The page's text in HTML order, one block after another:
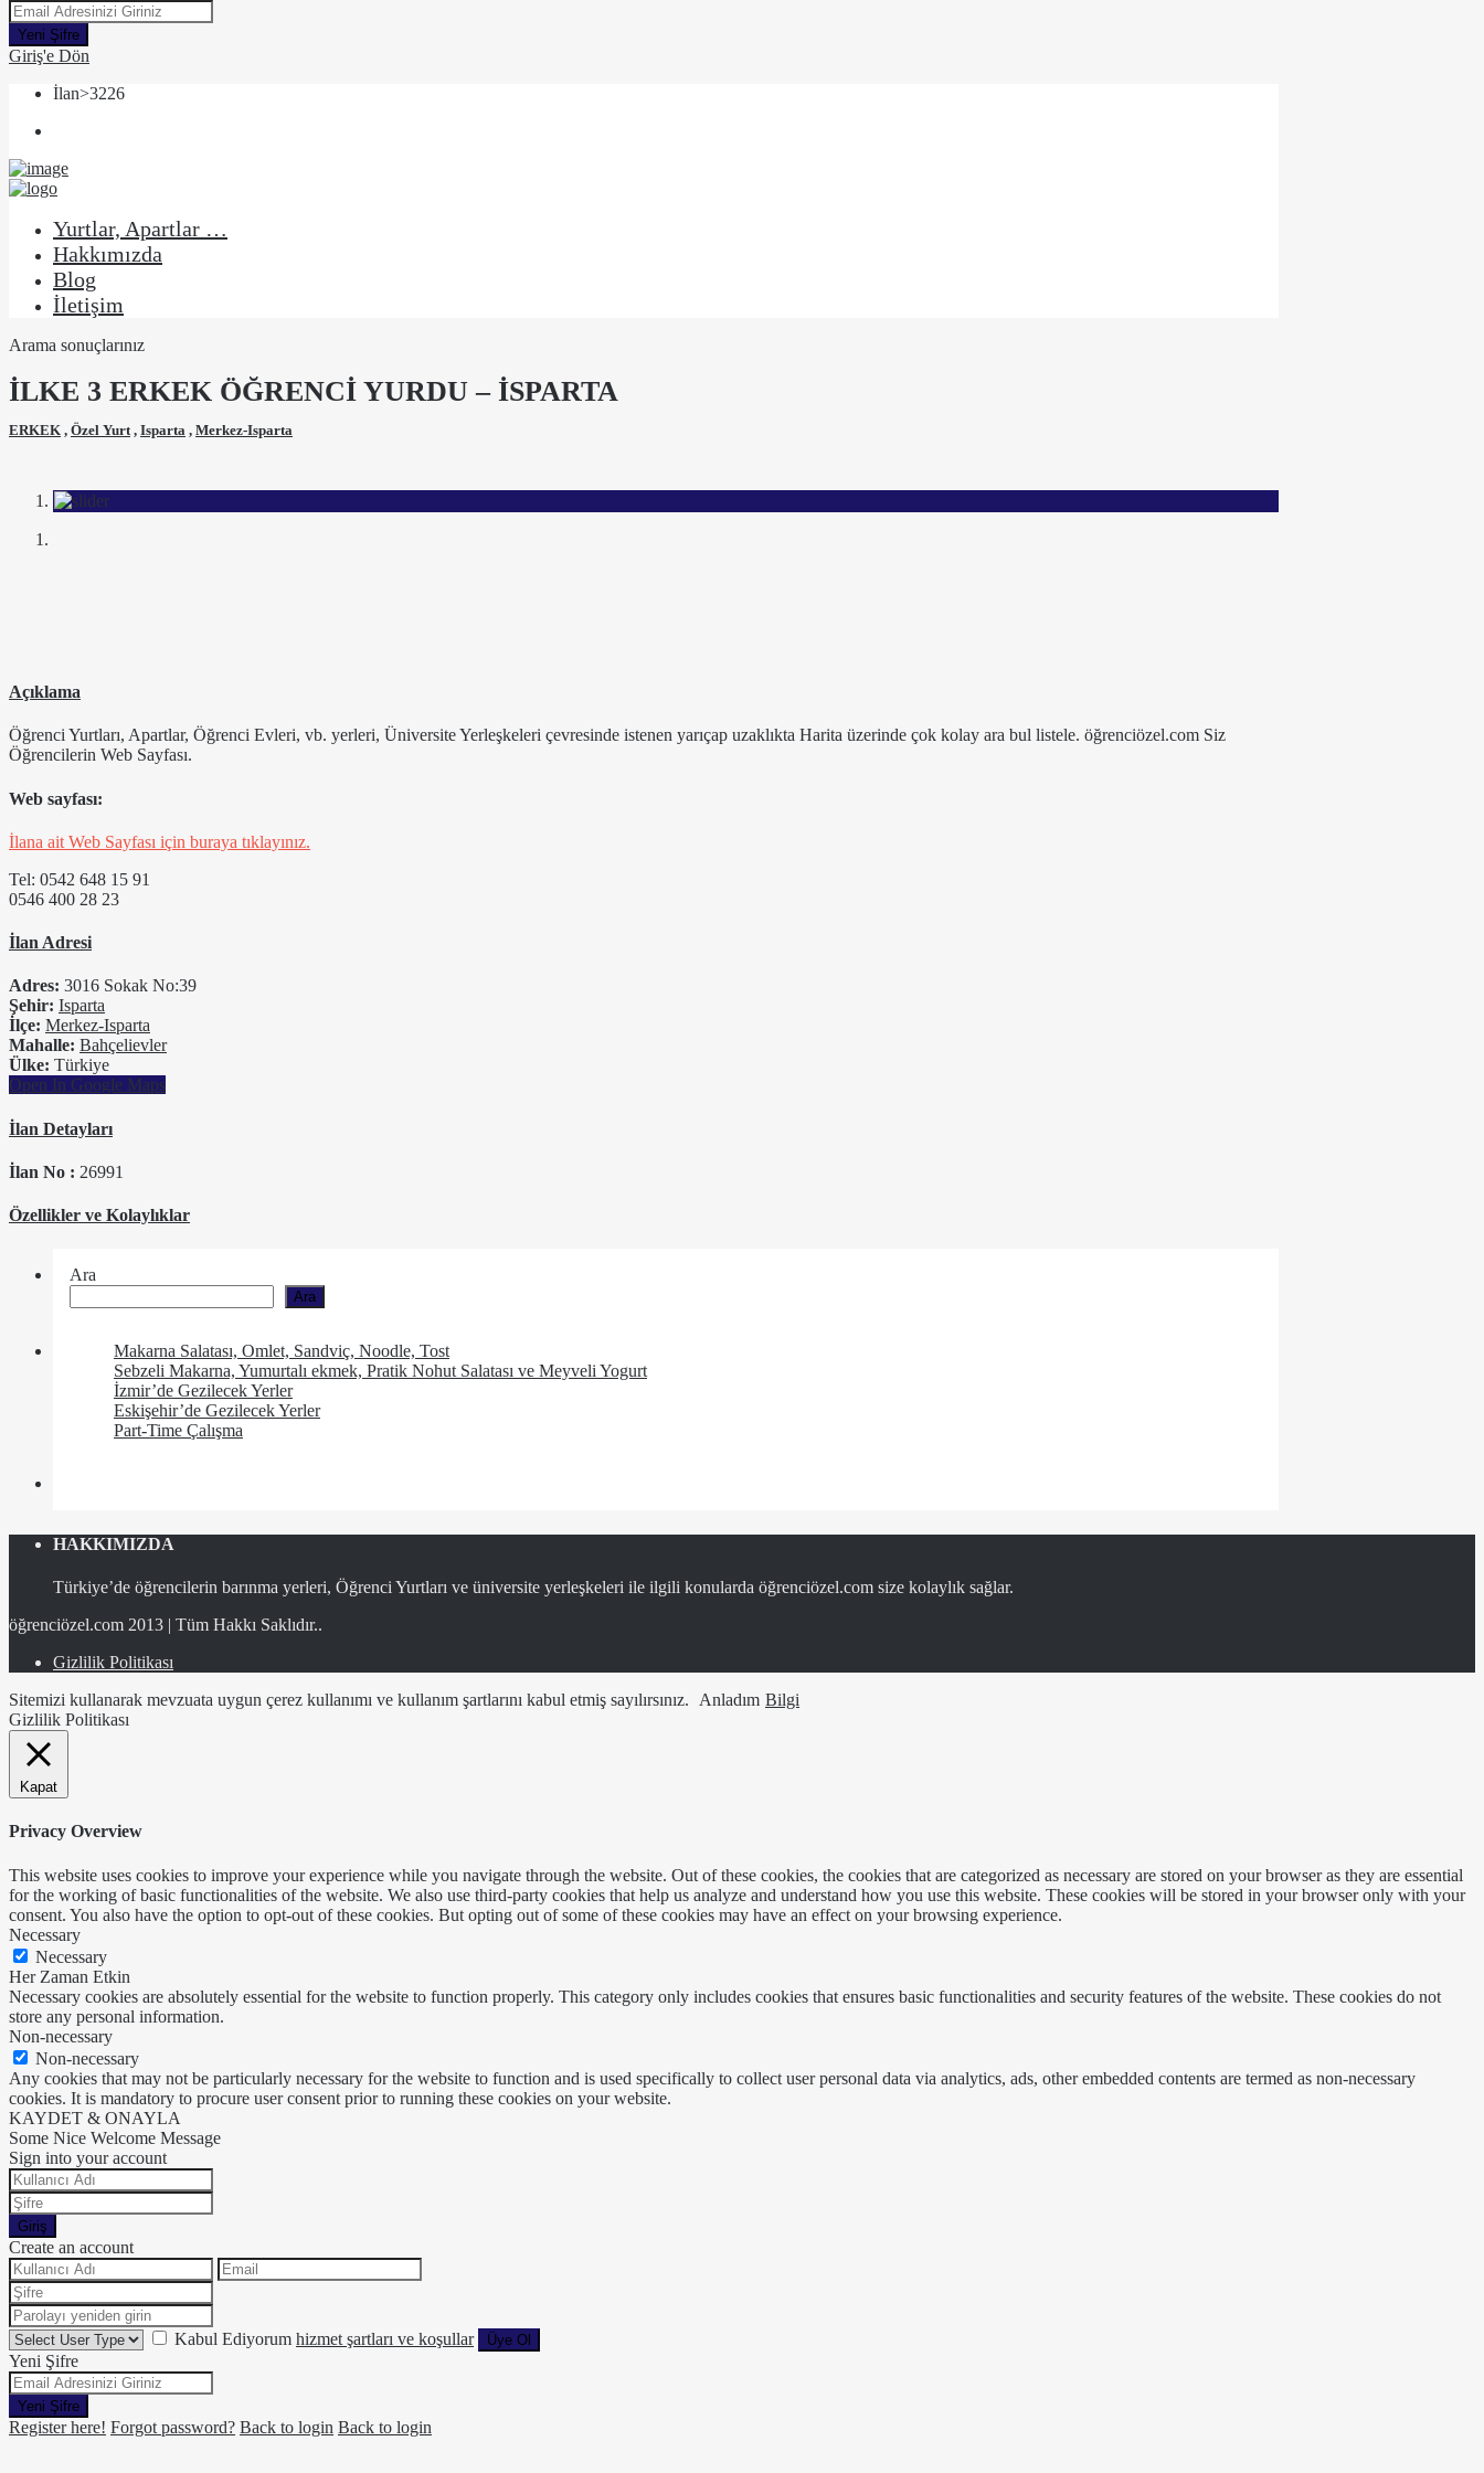
Yeni Şifre
Giriş'e Dön
İlan>3226
Yurtlar, Apartlar …
Hakkımızda
Blog
İletişim
Arama sonuçlarınız
İLKE 3 ERKEK ÖĞRENCİ YURDU – İSPARTA
ERKEK , Özel Yurt , Isparta , Merkez-Isparta
Açıklama
Öğrenci Yurtları, Apartlar, Öğrenci Evleri, vb. yerleri, Üniversite Yerleşkeleri çevresinde istenen yarıçap uzaklıkta Harita üzerinde çok kolay ara bul listele. öğrenciözel.com Siz
Öğrencilerin Web Sayfası.
Web sayfası:
İlana ait Web Sayfası için buraya tıklayınız.
Tel: 0542 648 15 91
0546 400 28 23
İlan Adresi
Adres: 3016 Sokak No:39
Şehir: Isparta
İlçe: Merkez-Isparta
Mahalle: Bahçelievler
Ülke: Türkiye
Open In Google Maps
İlan Detayları
İlan No : 26991
Özellikler ve Kolaylıklar
Ara
Ara
Makarna Salatası, Omlet, Sandviç, Noodle, Tost
Sebzeli Makarna, Yumurtalı ekmek, Pratik Nohut Salatası ve Meyveli Yogurt
İzmir’de Gezilecek Yerler
Eskişehir’de Gezilecek Yerler
Part-Time Çalışma
HAKKIMIZDA
Türkiye’de öğrencilerin barınma yerleri, Öğrenci Yurtları ve üniversite yerleşkeleri ile ilgili konularda öğrenciözel.com size kolaylık sağlar.
öğrenciözel.com 2013 | Tüm Hakkı Saklıdır..
Gizlilik Politikası
Sitemizi kullanarak mevzuata uygun çerez kullanımı ve kullanım şartlarını kabul etmiş sayılırsınız.
Anladım Bilgi
Gizlilik Politikası
Kapat
Privacy Overview
This website uses cookies to improve your experience while you navigate through the website. Out of these cookies, the cookies that are categorized as necessary are stored on your browser as they are essential
for the working of basic functionalities of the website. We also use third-party cookies that help us analyze and understand how you use this website. These cookies will be stored in your browser only with your
consent. You also have the option to opt-out of these cookies. But opting out of some of these cookies may have an effect on your browsing experience.
Necessary
Necessary
Her Zaman Etkin
Necessary cookies are absolutely essential for the website to function properly. This category only includes cookies that ensures basic functionalities and security features of the website. These cookies do not
store any personal information.
Non-necessary
Non-necessary
Any cookies that may not be particularly necessary for the website to function and is used specifically to collect user personal data via analytics, ads, other embedded contents are termed as non-necessary
cookies. It is mandatory to procure user consent prior to running these cookies on your website.
KAYDET & ONAYLA
Some Nice Welcome Message
Sign into your account
Giriş
Create an account
Kabul Ediyorum hizmet şartları ve koşullar Üye Ol
Yeni Şifre
Yeni Şifre
Register here! Forgot password? Back to login Back to login